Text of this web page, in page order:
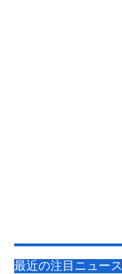
最近の注目ニュース